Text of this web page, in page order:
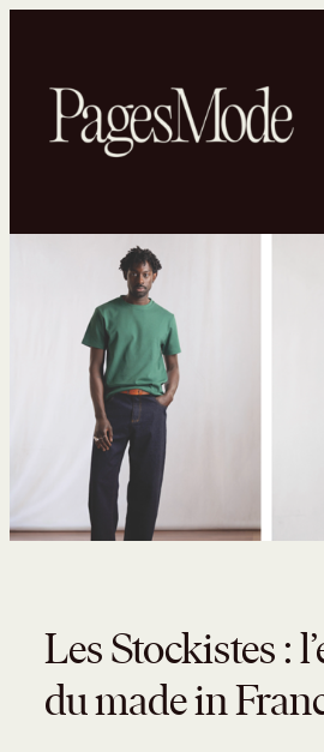
Les Stockistes :
du made in